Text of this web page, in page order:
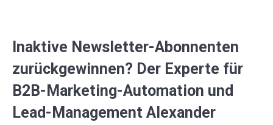
Inaktive Newsletter-Abonnenten
zurückgewinnen? Der Experte für
B2B-Marketing-Automation und
Lead-Management Alexander